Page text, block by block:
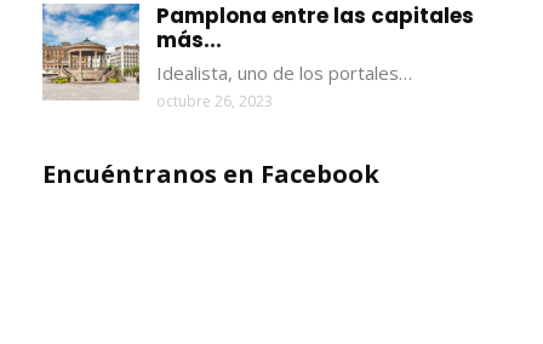
Pamplona entre las capitales
más...
Idealista, uno de los portales…
octubre 26, 2023
Encuéntranos en Facebook